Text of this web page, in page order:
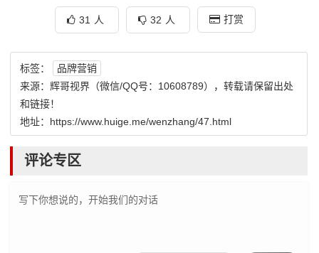
31 人 32 人 打赏
标签：
品牌营销
来源：辉哥视界 （微信/QQ号：10608789），转载请保留出处
和链接！
地址： https://www.huige.me/wenzhang/47.html
评论专区